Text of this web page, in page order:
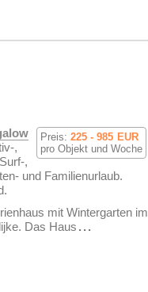
Preis: 225 - 985 EUR
pro Objekt und Woche
,
,
und Familienurlaub.
mit Wintergarten im
Das Haus ...